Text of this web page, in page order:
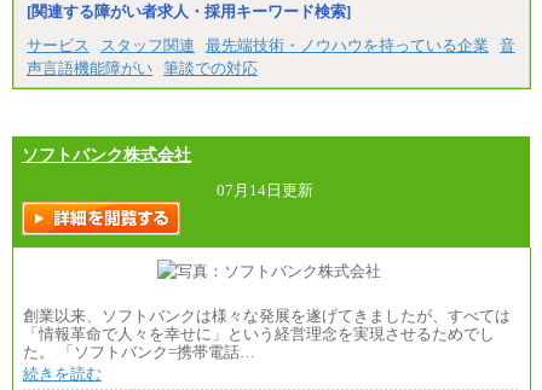
[関連する障がい者求人・採用キーワード検索]
サービス
スタッフ関連 最先端技術・ノウハウを持っている企業
音
声言語機能障がい 筆談での対応
ソフトバンク株式会社
07月14日更新
創業以来、ソフトバンクは様々な発展を遂げてきましたが、すべては
「情報革命で人々を幸せに」という経営理念を実現させるためでし
た。 「ソフトバンク=携帯電話…
続きを読む